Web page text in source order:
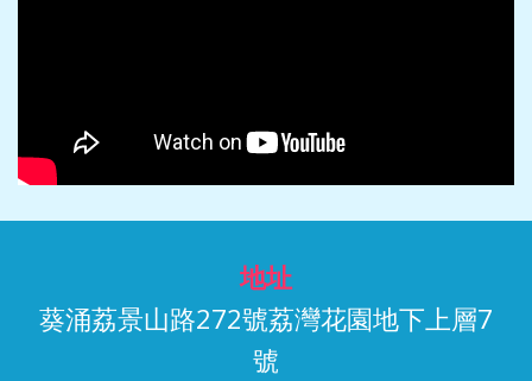
地址
葵涌荔景山路272號荔灣花園地下上層7
號